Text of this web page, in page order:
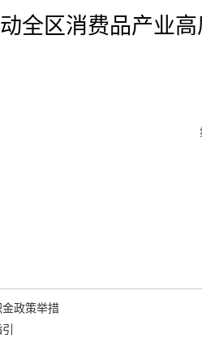
全区消费品产业
政策举措